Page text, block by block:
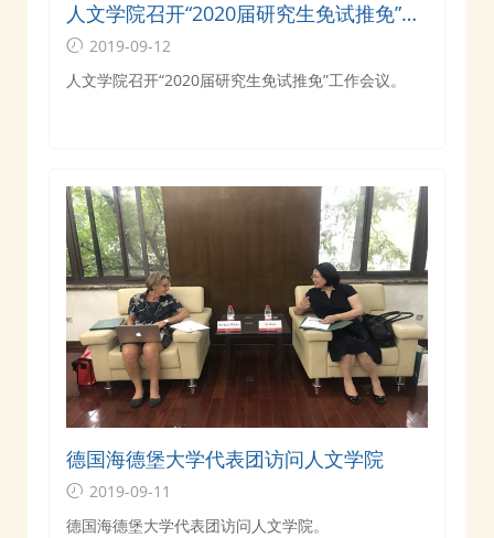
人文学院召开“2020届研究生免试推免”工
作会议
2019-09-12
人文学院召开“2020届研究生免试推免”工作会议。
德国海德堡大学代表团访问人文学院
2019-09-11
德国海德堡大学代表团访问人文学院。